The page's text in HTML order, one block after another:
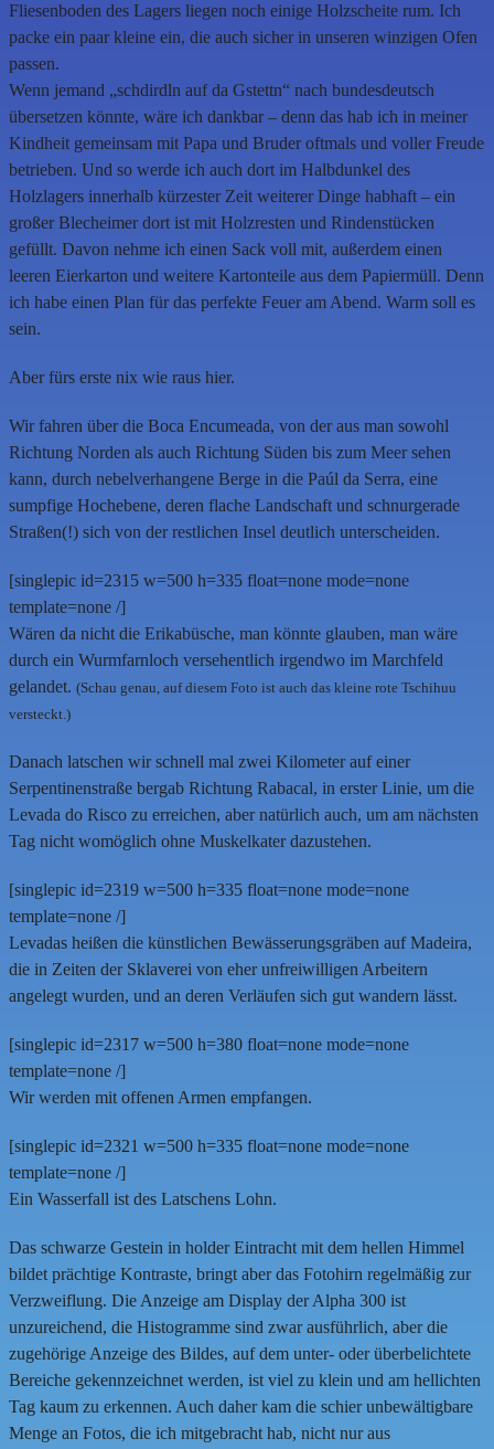
Fliesenboden des Lagers liegen noch einige Holzscheite rum. Ich
packe ein paar kleine ein, die auch sicher in unseren winzigen Ofen
passen.
Wenn jemand „schdirdln auf da Gstettn“ nach bundesdeutsch
übersetzen könnte, wäre ich dankbar – denn das hab ich in meiner
Kindheit gemeinsam mit Papa und Bruder oftmals und voller Freude
betrieben. Und so werde ich auch dort im Halbdunkel des
Holzlagers innerhalb kürzester Zeit weiterer Dinge habhaft – ein
großer Blecheimer dort ist mit Holzresten und Rindenstücken
gefüllt. Davon nehme ich einen Sack voll mit, außerdem einen
leeren Eierkarton und weitere Kartonteile aus dem Papiermüll. Denn
ich habe einen Plan für das perfekte Feuer am Abend. Warm soll es
sein.
Aber fürs erste nix wie raus hier.
Wir fahren über die Boca Encumeada, von der aus man sowohl
Richtung Norden als auch Richtung Süden bis zum Meer sehen
kann, durch nebelverhangene Berge in die Paúl da Serra, eine
sumpfige Hochebene, deren flache Landschaft und schnurgerade
Straßen(!) sich von der restlichen Insel deutlich unterscheiden.
[singlepic id=2315 w=500 h=335 float=none mode=none
template=none /]
Wären da nicht die Erikabüsche, man könnte glauben, man wäre
durch ein Wurmfarnloch versehentlich irgendwo im Marchfeld
gelandet. (Schau genau, auf diesem Foto ist auch das kleine rote Tschihuu
versteckt.)
Danach latschen wir schnell mal zwei Kilometer auf einer
Serpentinenstraße bergab Richtung Rabacal, in erster Linie, um die
Levada do Risco zu erreichen, aber natürlich auch, um am nächsten
Tag nicht womöglich ohne Muskelkater dazustehen.
[singlepic id=2319 w=500 h=335 float=none mode=none
template=none /]
Levadas heißen die künstlichen Bewässerungsgräben auf Madeira,
die in Zeiten der Sklaverei von eher unfreiwilligen Arbeitern
angelegt wurden, und an deren Verläufen sich gut wandern lässt.
[singlepic id=2317 w=500 h=380 float=none mode=none
template=none /]
Wir werden mit offenen Armen empfangen.
[singlepic id=2321 w=500 h=335 float=none mode=none
template=none /]
Ein Wasserfall ist des Latschens Lohn.
Das schwarze Gestein in holder Eintracht mit dem hellen Himmel
bildet prächtige Kontraste, bringt aber das Fotohirn regelmäßig zur
Verzweiflung. Die Anzeige am Display der Alpha 300 ist
unzureichend, die Histogramme sind zwar ausführlich, aber die
zugehörige Anzeige des Bildes, auf dem unter- oder überbelichtete
Bereiche gekennzeichnet werden, ist viel zu klein und am hellichten
Tag kaum zu erkennen. Auch daher kam die schier unbewältigbare
Menge an Fotos, die ich mitgebracht hab, nicht nur aus